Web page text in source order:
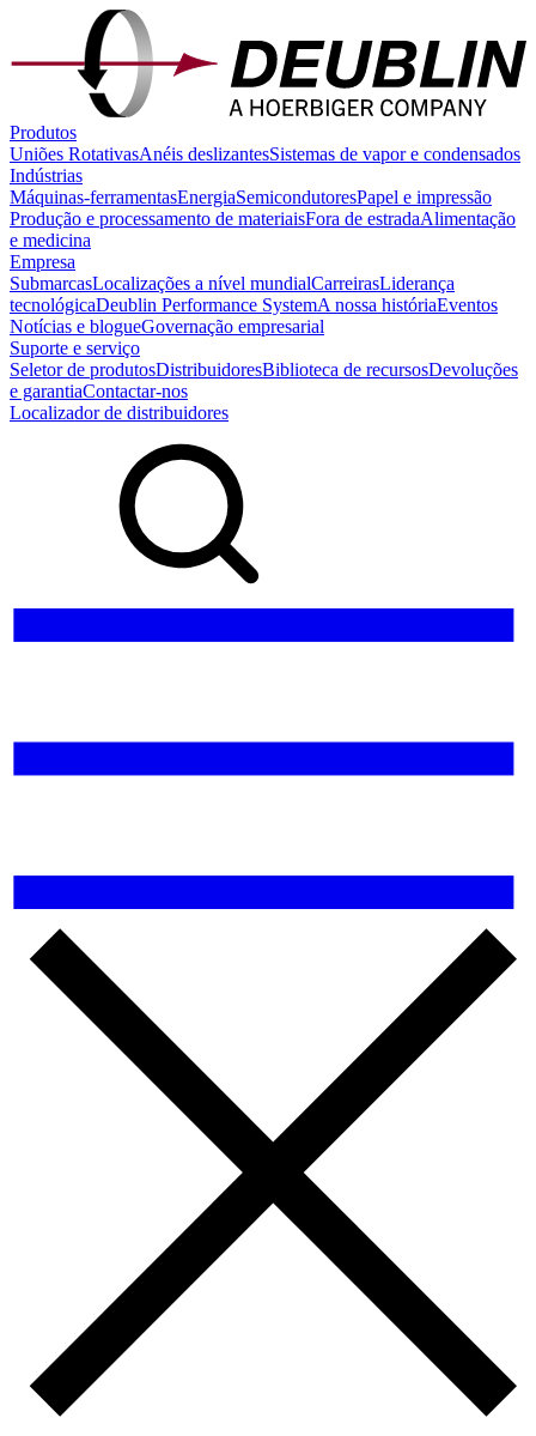
Produtos
Uniões RotativasAnéis deslizantesSistemas de vapor e condensados
Indústrias
Máquinas-ferramentasEnergiaSemicondutoresPapel e impressão
Produção e processamento de materiaisFora de estradaAlimentação
e medicina
Empresa
SubmarcasLocalizações a nível mundialCarreirasLiderança
tecnológicaDeublin Performance SystemA nossa históriaEventos
Notícias e blogueGovernação empresarial
Suporte e serviço
Seletor de produtosDistribuidoresBiblioteca de recursosDevoluções
e garantiaContactar-nos
Localizador de distribuidores